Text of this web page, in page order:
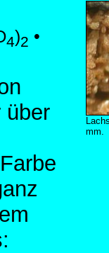
4)2 •
über
mm.